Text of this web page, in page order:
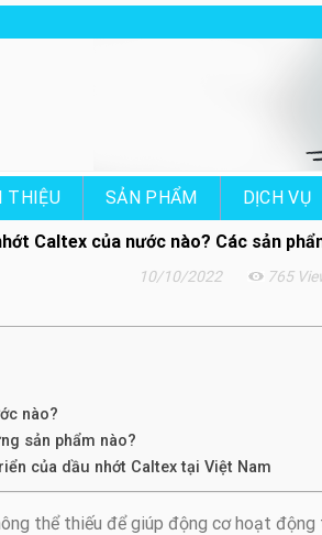
THIỆU SẢN PHẨM DỊCH VỤ
10/10/2022 765
Caltex của nước nào? Các sản
nào?
sản phẩm nào?
của dầu nhớt Caltex tại Việt Nam
thể thiếu để giúp động cơ hoạt